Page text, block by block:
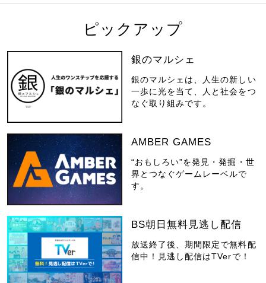
ピックアップ
銀のマルシェ
銀のマルシェは、人生の新しい
一歩に光を当て、人と社会をつ
なぐ取り組みです。
AMBER GAMES
“おもしろい”を発見・発掘・世
界とつなぐゲームレーベルで
す。
BS朝日無料見逃し配信
放送終了後、期間限定で無料配
信中！見逃し配信はTVerで！